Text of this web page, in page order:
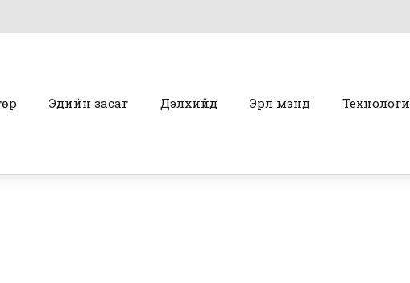
Эдийн засаг Дэлхийд Эрүүл мэнд Технологи